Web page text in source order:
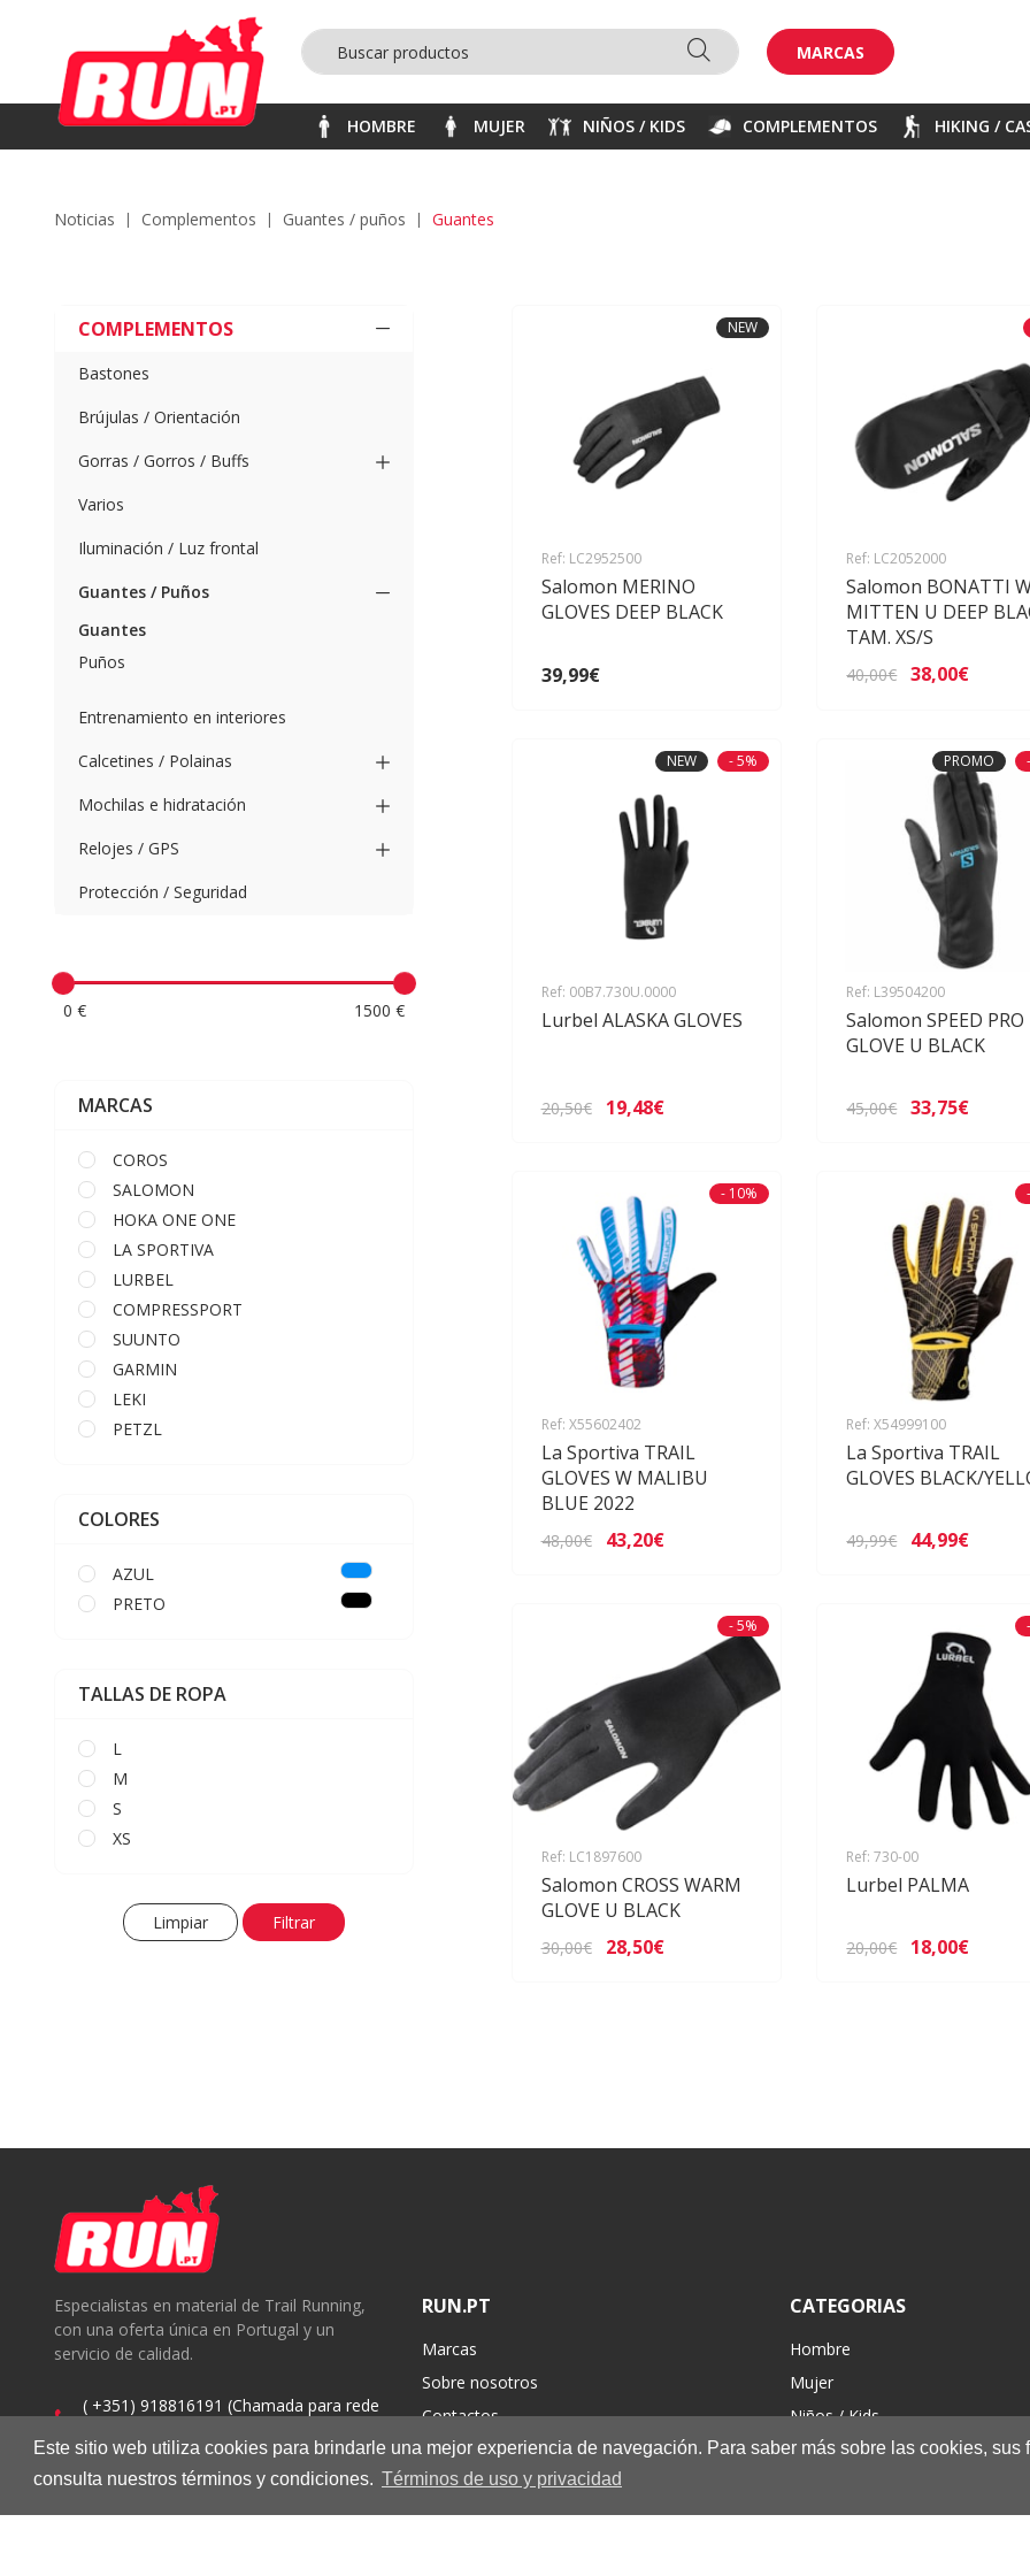
Este sitio web utiliza cookies para brindarle una mejor experiencia de navegación. Para saber más sobre las cookies, sus
consulta nuestros términos y condiciones. Términos de uso y privacidad
MARCAS
HOMBRE MUJER NIÑOS / KIDS COMPLEMENTOS HIKING /
noticias complementos guantes / puños guantes
COMPLEMENTOS
Bastones
Brújulas / Orientación
Gorras / Gorros / Buffs
Varios
Iluminación / Luz frontal
Guantes / Puños
Guantes
Puños
Entrenamiento en interiores
Calcetines / Polainas
Mochilas e hidratación
Relojes / GPS
Protección / Seguridad
0 € 1500 €
MARCAS
COROS
SALOMON
HOKA ONE ONE
LA SPORTIVA
LURBEL
COMPRESSPORT
SUUNTO
GARMIN
LEKI
PETZL
COLORES
AZUL
PRETO
TALLAS DE ROPA
L
M
S
XS
Limpiar Filtrar
NEW
Ref: LC2952500
Salomon MERINO
GLOVES DEEP BLACK
39,99€
Ref: LC2052000
Salomon BONATTI
MITTEN U DEEP
TAM. XS/S
40,00€ 38,00€
NEW - 5%
Ref: 00B7.730U.0000
Lurbel ALASKA GLOVES
20,50€ 19,48€
PROMO
Ref: L39504200
Salomon SPEED PRO
GLOVE U BLACK
45,00€ 33,75€
- 10%
Ref: X55602402
La Sportiva TRAIL
GLOVES W MALIBU
BLUE 2022
48,00€ 43,20€
Ref: X54999100
La Sportiva TRAIL
GLOVES BLACK/
49,99€ 44,99€
- 5%
Ref: LC1897600
Salomon CROSS WARM
GLOVE U BLACK
30,00€ 28,50€
Ref: 730-00
Lurbel PALMA
20,00€ 18,00€
Especialistas en material de Trail Running,
con una oferta única en Portugal y un
servicio de calidad.
( +351) 918816191 (Chamada para rede
RUN.PT
Marcas
Sobre nosotros
Contactos
CATEGORIAS
Hombre
Mujer
Niños / Kids
Complementos
Nuevo